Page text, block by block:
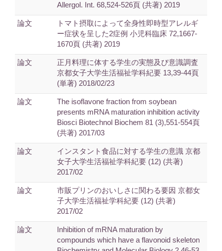
Allergol. Int. 68,524-526頁 (共著) 2019
論文
トマト摂取によって全身性即時型アレルギ
ー症状を呈した2症例 小児科臨床 72,1667-
1670頁 (共著) 2019
論文
正月料理に体する学生の実態及び意識調査
京都女子大学生活福祉学科紀要 13,39-44頁
(単著) 2018/02/23
論文
The isoflavone fraction from soybean
presents mRNA maturation inhibition activity
Biosci Biotechnol Biochem 81 (3),551-554頁
(共著) 2017/03
論文
インスタント食品に対する学生の意識 京都
女子大学生活福祉学科紀要 (12) (共著)
2017/02
論文
市販プリンのおいしさに関わる要因 京都女
子大学生活福祉学科紀要 (12) (共著)
2017/02
論文
Inhibition of mRNA maturation by
compounds which have a flavonoid skeleton